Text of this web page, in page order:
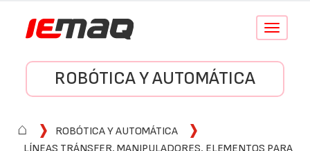
Conmutar
ROBÓTICA Y AUTOMÁTICA
⌂
ROBÓTICA Y AUTOMÁTICA